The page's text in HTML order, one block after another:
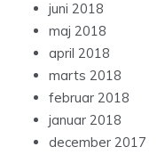
juni 2018
maj 2018
april 2018
marts 2018
februar 2018
januar 2018
december 2017